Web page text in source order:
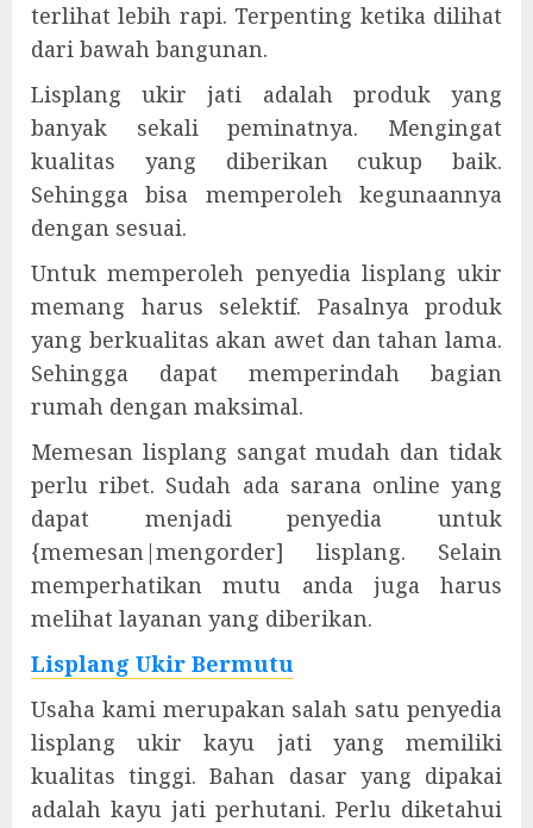
terlihat lebih rapi. Terpenting ketika dilihat
dari bawah bangunan.
Lisplang ukir jati adalah produk yang
banyak sekali peminatnya. Mengingat
kualitas yang diberikan cukup baik.
Sehingga bisa memperoleh kegunaannya
dengan sesuai.
Untuk memperoleh penyedia lisplang ukir
memang harus selektif. Pasalnya produk
yang berkualitas akan awet dan tahan lama.
Sehingga dapat memperindah bagian
rumah dengan maksimal.
Memesan lisplang sangat mudah dan tidak
perlu ribet. Sudah ada sarana online yang
dapat menjadi penyedia untuk
{memesan|mengorder] lisplang. Selain
memperhatikan mutu anda juga harus
melihat layanan yang diberikan.
Lisplang Ukir Bermutu
Usaha kami merupakan salah satu penyedia
lisplang ukir kayu jati yang memiliki
kualitas tinggi. Bahan dasar yang dipakai
adalah kayu jati perhutani. Perlu diketahui